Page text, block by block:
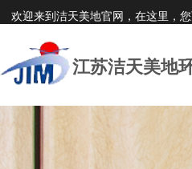
江苏洁天美地
欢迎来到洁天美地官网，在这里，